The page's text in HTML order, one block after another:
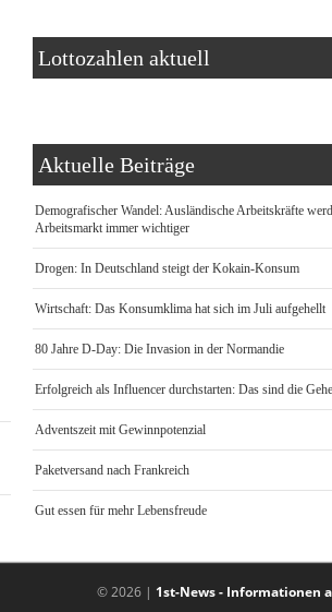
Lottozahlen aktuell
Aktuelle Beiträge
Demografischer Wandel: Ausländische Arbeitskräfte
Arbeitsmarkt immer wichtiger
Drogen: In Deutschland steigt der Kokain-Konsum
Wirtschaft: Das Konsumklima hat sich im Juli aufgehellt
80 Jahre D-Day: Die Invasion in der Normandie
Erfolgreich als Influencer durchstarten: Das sind die
Adventszeit mit Gewinnpotenzial
Paketversand nach Frankreich
Gut essen für mehr Lebensfreude
© 2026 | 1st-News - Informationen